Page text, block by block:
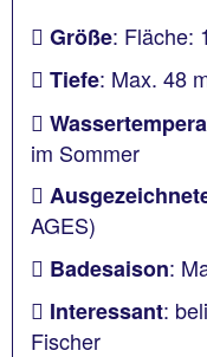
Größe: Fläche:
Tiefe: Max. 48
im Sommer
AGES)
Badesaison:
Interessant:
Fischer